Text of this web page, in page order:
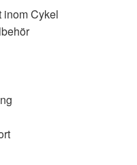
inom Cykel